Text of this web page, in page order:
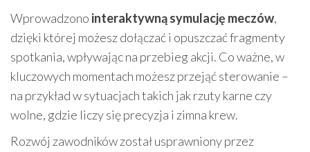
Wprowadzono interaktywną symulację meczów,
dzięki której możesz dołączać i opuszczać fragmenty
spotkania, wpływając na przebieg akcji. Co ważne, w
kluczowych momentach możesz przejąć sterowanie –
na przykład w sytuacjach takich jak rzuty karne czy
wolne, gdzie liczy się precyzja i zimna krew.
Rozwój zawodników został usprawniony przez